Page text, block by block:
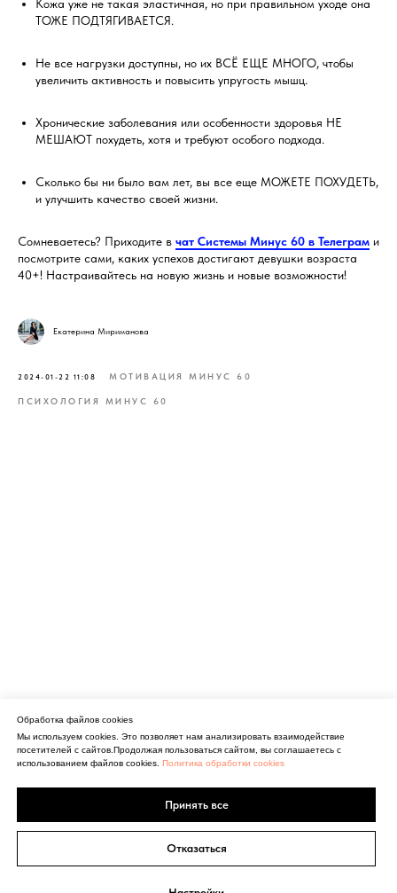
Кожа уже не такая эластичная, но при правильном уходе она
ТОЖЕ ПОДТЯГИВАЕТСЯ.
Не все нагрузки доступны, но их ВСЁ ЕЩЕ МНОГО, чтобы
увеличить активность и повысить упругость мышц.
Хронические заболевания или особенности здоровья НЕ
МЕШАЮТ похудеть, хотя и требуют особого подхода.
Сколько бы ни было вам лет, вы все еще МОЖЕТЕ ПОХУДЕТЬ,
и улучшить качество своей жизни.
Сомневаетесь? Приходите в чат Системы Минус 60 в Телеграм и
посмотрите сами, каких успехов достигают девушки возраста
40+! Настраивайтесь на новую жизнь и новые возможности!
Екатерина Мириманова
2024-01-22 11:08 МОТИВАЦИЯ МИНУС 60
ПСИХОЛОГИЯ МИНУС 60
Обработка файлов cookies
Мы используем cookies. Это позволяет нам анализировать взаимодействие
посетителей с сайтов.Продолжая пользоваться сайтом, вы соглашаетесь с
использованием файлов cookies. Политика обработки cookies
Принять все
Отказаться